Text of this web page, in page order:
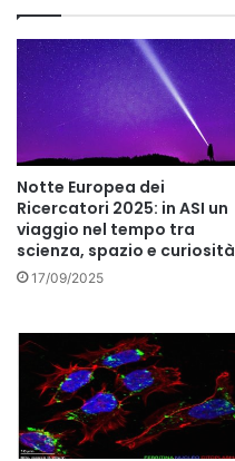
Notte Europea dei
Ricercatori 2025: in ASI un
viaggio nel tempo tra
scienza, spazio e curiosità
17/09/2025